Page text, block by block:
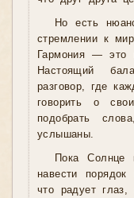
Но есть
стремлении к
Гармония — это
Настоящий
разговор, где
говорить о
подобрать
услышаны.
Пока Солнце
навести
что радует глаз,